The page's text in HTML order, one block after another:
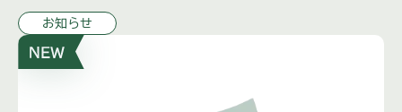
ナーを計画中 […]
お知らせ